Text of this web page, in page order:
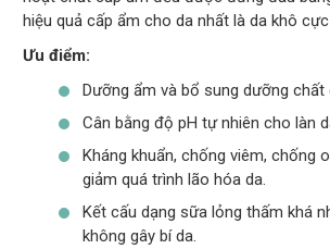
hiệu quả cấp ẩm cho da nhất là da khô
Ưu điểm:
Dưỡng ẩm và bổ sung dưỡng chất
Cân bằng độ pH tự nhiên cho làn
Kháng khuẩn, chống viêm, chống
giảm quá trình lão hóa da.
Kết cấu dạng sữa lỏng thấm khá
không gây bí da.